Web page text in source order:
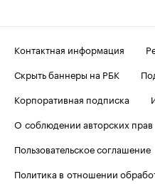
Контактная информация
Скрыть баннеры на РБК
Корпоративная подписка
О соблюдении авторских прав
Пользовательское соглашение
Политика в отношении